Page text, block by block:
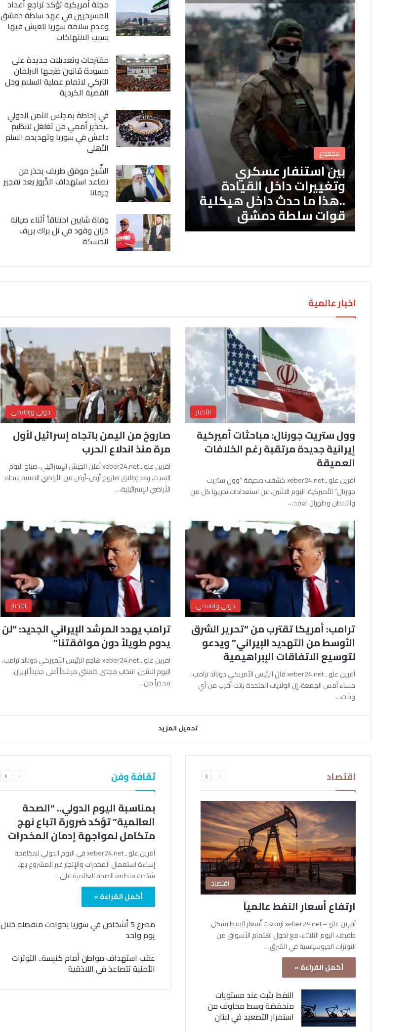
مجموع
بين استنفار عسكري
وتغييرات داخل القيادة
..هذا ما حدث داخل هيكلية
قوات سلطة دمشق
مجلة أمريكية تؤكد تراجع أعداد
المسيحيين في عهد سلطة دمشق
وعدم سلامة سوريا للعيش فيها
بسبب الانتهاكات
مقترحات وتعديلات جديدة على
مسودة قانون طرحها البرلمان
التركي لاتمام عملية السلام وحل
القضية الكردية
في إحاطة بمجلس الأمن الدولي
..تحذير أممي من تغلغل لتنظيم
داعش في سوريا وتهديده السلم
الأهلي
الشَّيخ موفق طريف يحذر من
تصاعد استهداف الدَّروز بعد تفجير
جرمانا
وفاة شابين اختناقاً أثناء صيانة
خزان وقود في تل براك بريف
الحسكة
اخبار عالمية
الأخبار
وول ستريت جورنال: مباحثات أميركية
إيرانية جديدة مرتقبة رغم الخلافات
العميقة
آفرين علو ـ xeber24.net كشفت صحيفة “وول ستريت
جورنال” الأميركية، اليوم الاثنين، عن استعدادات تجريها كل من
واشنطن وطهران لعقد…
دولي وإقليمي
صاروخ من اليمن باتجاه إسرائيل لأول
مرة منذ اندلاع الحرب
آفرين علو ـ xeber24.net أعلن الجيش الإسرائيلي، صباح اليوم
السبت، رصد إطلاق صاروخ أرض-أرض من الأراضي اليمنية باتجاه
الأراضي الإسرائيلية،…
دولي وإقليمي
ترامب: أمريكا تقترب من “تحرير الشرق
الأوسط من التهديد الإيراني” ويدعو
لتوسيع الاتفاقات الإبراهيمية
آفرين علو ـ xeber24.net قال الرئيس الأمريكي دونالد ترامب،
مساء أمس الجمعة، إن الولايات المتحدة باتت أقرب من أي
وقت…
الأخبار
ترامب يهدد المرشد الإيراني الجديد: “لن
يدوم طويلاً دون موافقتنا”
آفرين علو ـ xeber24.net هاجم الرئيس الأميركي دونالد ترامب،
اليوم الاثنين، انتخاب مجتبى خامنئي مرشداً أعلى جديداً لإيران،
محذراً من…
تحميل المزيد
اقتصاد الصفحةالصفحة
اقتصاد
ارتفاع أسعار النفط عالمياً
آفرين علو – xeber24.net ارتفعت أسعار النفط بشكل
طفيف، اليوم الثلاثاء، مع تحول اهتمام الأسواق من
التوترات الجيوسياسية في الشرق…
أكمل القراءة »
النفط يثبت عند مستويات
منخفضة وسط مخاوف من
استمرار التصعيد في لبنان
ثقافة وفن الصفحةالصفحة
بمناسبة اليوم الدولي.. “الصحة
العالمية” تؤكد ضرورة اتباع نهج
متكامل لمواجهة إدمان المخدرات
آفرين علو ـ xeber24.net في اليوم الدولي لمكافحة
إساءة استعمال المخدرات والإتجار غير المشروع بها،
شدّدت منظمة الصحة العالمية على…
أكمل القراءة »
مصرع 5 أشخاص في سوريا بحوادث منفصلة خلال
يوم واحد
عقب استهداف مواطن أمام كنيسة.. التوترات
الأمنية تتصاعد في اللاذقية